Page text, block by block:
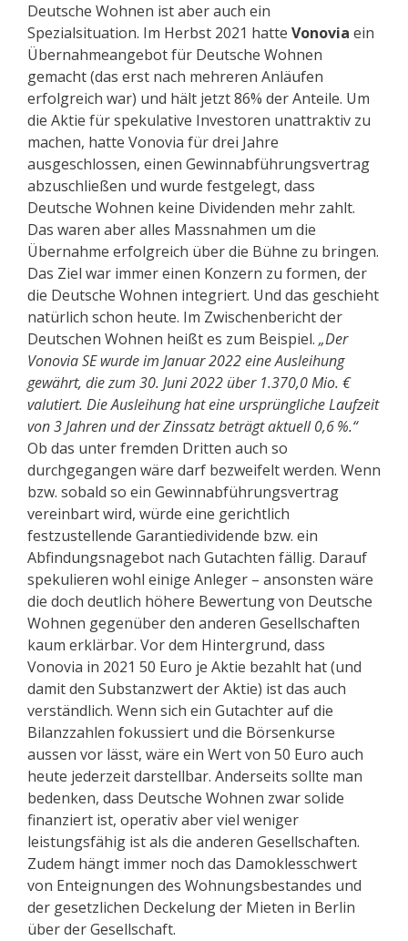
Deutsche Wohnen ist aber auch ein
Spezialsituation. Im Herbst 2021 hatte Vonovia ein
Übernahmeangebot für Deutsche Wohnen
gemacht (das erst nach mehreren Anläufen
erfolgreich war) und hält jetzt 86% der Anteile. Um
die Aktie für spekulative Investoren unattraktiv zu
machen, hatte Vonovia für drei Jahre
ausgeschlossen, einen Gewinnabführungsvertrag
abzuschließen und wurde festgelegt, dass
Deutsche Wohnen keine Dividenden mehr zahlt.
Das waren aber alles Massnahmen um die
Übernahme erfolgreich über die Bühne zu bringen.
Das Ziel war immer einen Konzern zu formen, der
die Deutsche Wohnen integriert. Und das geschieht
natürlich schon heute. Im Zwischenbericht der
Deutschen Wohnen heißt es zum Beispiel. „Der
Vonovia SE wurde im Januar 2022 eine Ausleihung
gewährt, die zum 30. Juni 2022 über 1.370,0 Mio. €
valutiert. Die Ausleihung hat eine ursprüngliche Laufzeit
von 3 Jahren und der Zinssatz beträgt aktuell 0,6 %.“
Ob das unter fremden Dritten auch so
durchgegangen wäre darf bezweifelt werden. Wenn
bzw. sobald so ein Gewinnabführungsvertrag
vereinbart wird, würde eine gerichtlich
festzustellende Garantiedividende bzw. ein
Abfindungsnagebot nach Gutachten fällig. Darauf
spekulieren wohl einige Anleger – ansonsten wäre
die doch deutlich höhere Bewertung von Deutsche
Wohnen gegenüber den anderen Gesellschaften
kaum erklärbar. Vor dem Hintergrund, dass
Vonovia in 2021 50 Euro je Aktie bezahlt hat (und
damit den Substanzwert der Aktie) ist das auch
verständlich. Wenn sich ein Gutachter auf die
Bilanzzahlen fokussiert und die Börsenkurse
aussen vor lässt, wäre ein Wert von 50 Euro auch
heute jederzeit darstellbar. Anderseits sollte man
bedenken, dass Deutsche Wohnen zwar solide
finanziert ist, operativ aber viel weniger
leistungsfähig ist als die anderen Gesellschaften.
Zudem hängt immer noch das Damoklesschwert
von Enteignungen des Wohnungsbestandes und
der gesetzlichen Deckelung der Mieten in Berlin
über der Gesellschaft.